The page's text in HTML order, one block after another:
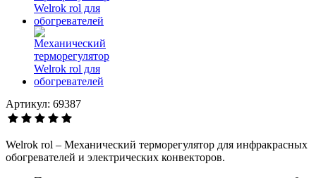
Артикул: 69387
Welrok rol – Механический терморегулятор для инфракрасных
обогревателей и электрических конвекторов.